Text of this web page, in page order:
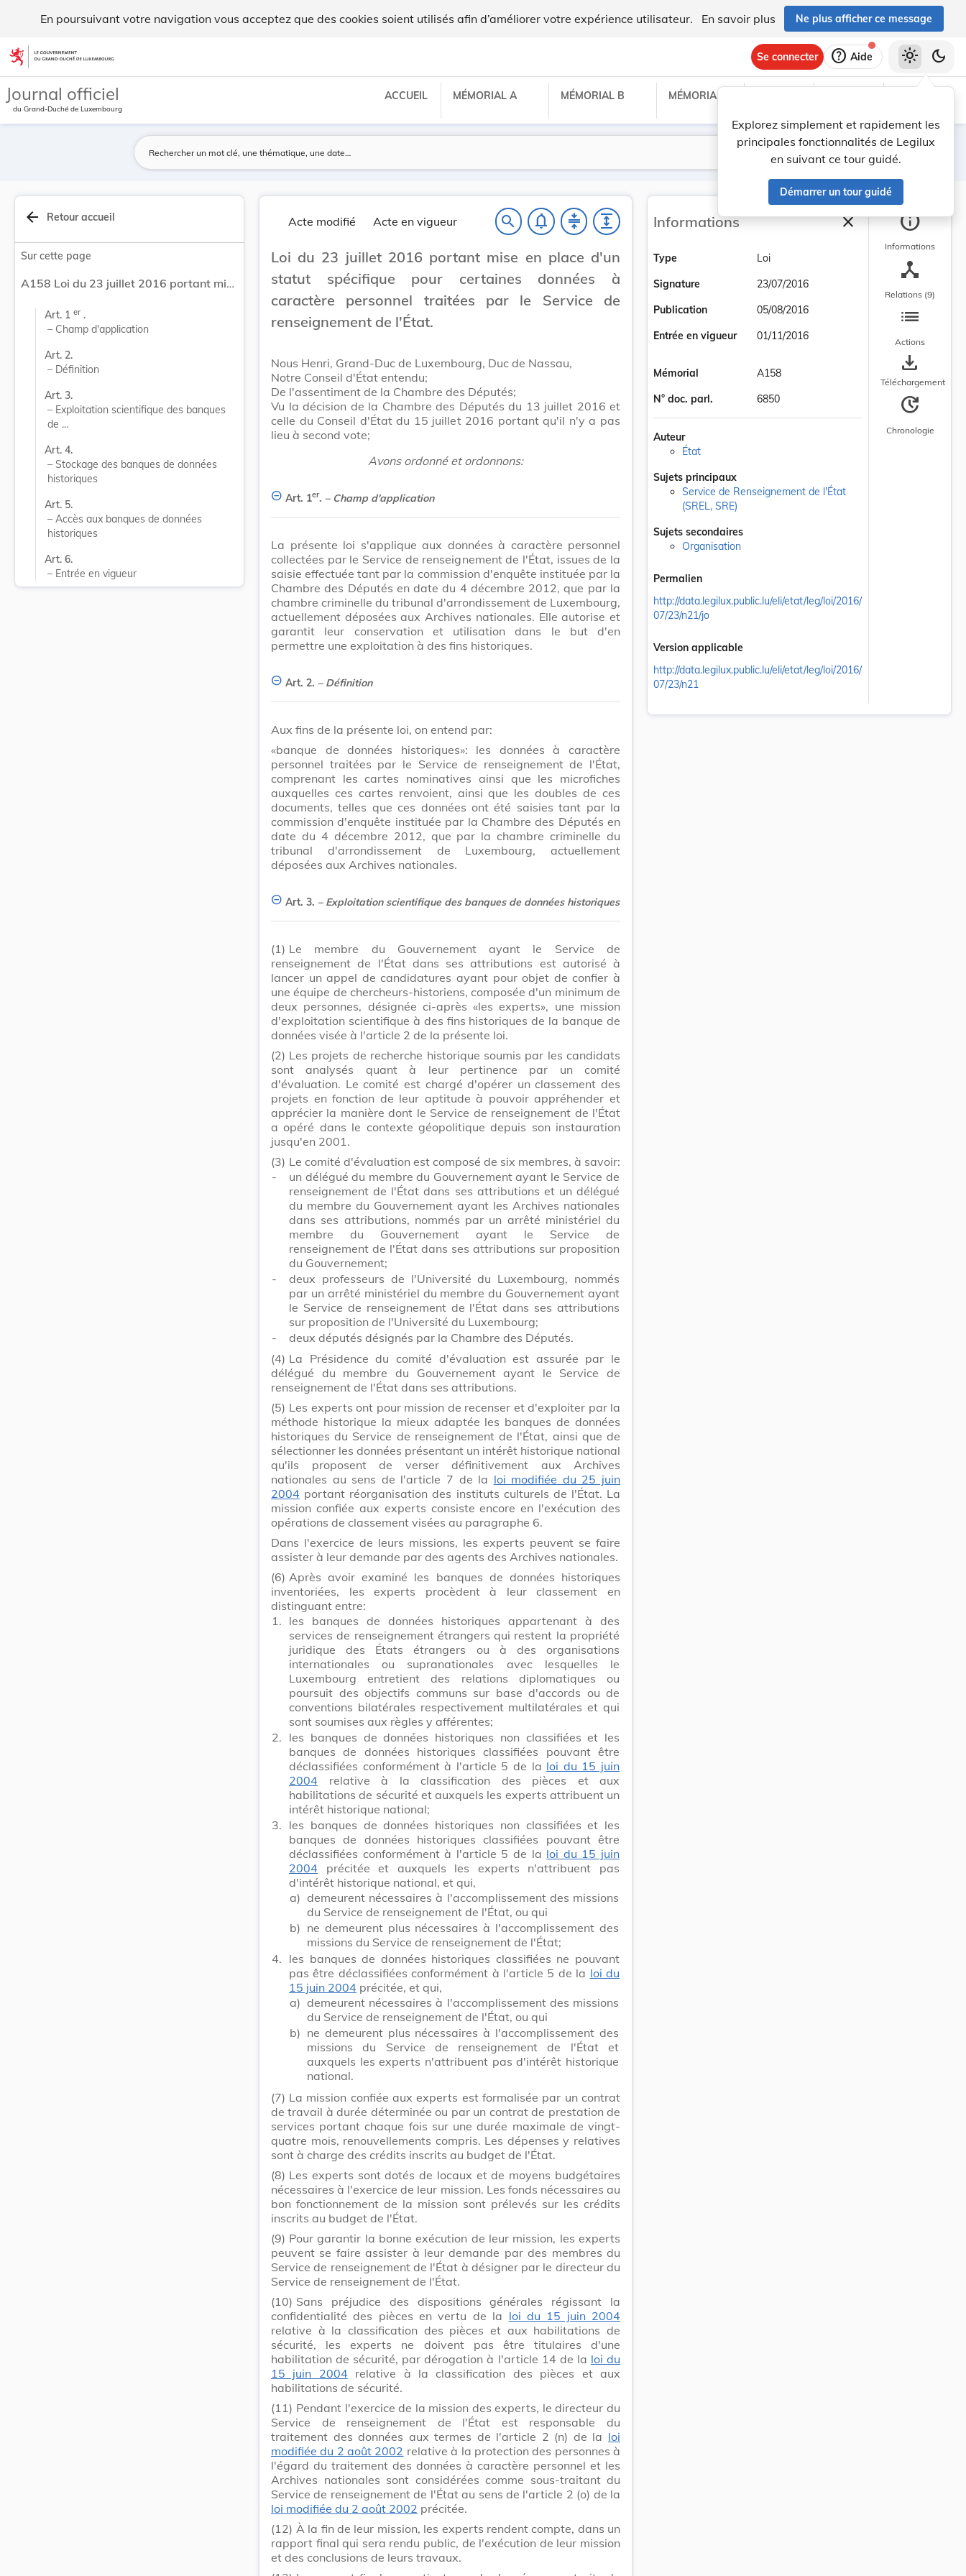
En poursuivant votre navigation vous acceptez que des cookies soient utilisés afin d’améliorer votre expérience utilisateur. En savoir plus Ne plus afficher ce message
Aller au contenu
Se connecter help Aide
Explorez simplement et rapidement les
principales fonctionnalités de Legilux
en suivant ce tour guidé.
Démarrer un tour guidé
light_mode dark_mode
Journal officiel
du Grand-Duché de Luxembourg
ACCUEIL MÉMORIAL A MÉMORIAL B MÉMORIAL C
Lancer la recherche
Filtres
arrow_back Retour accueil
Sur cette page
A158 Loi du 23 juillet 2016 portant mise en place d'un statut spécifique pour certaines données à caractère personnel traitées par le Service de renseignement de l'État.
Art. 1 er .
– Champ d'application
Art. 2.
– Définition
Art. 3.
– Exploitation scientifique des banques
de ...
Art. 4.
– Stockage des banques de données
historiques
Art. 5.
– Accès aux banques de données
historiques
Art. 6.
– Entrée en vigueur
Acte modifié Acte en vigueur search notifications_none compress expand
Loi du 23 juillet 2016 portant mise en place d'un
statut spécifique pour certaines données à
caractère personnel traitées par le Service de
renseignement de l'État.
Nous Henri, Grand-Duc de Luxembourg, Duc de Nassau,
Notre Conseil d'État entendu;
De l'assentiment de la Chambre des Députés;
Vu la décision de la Chambre des Députés du 13 juillet 2016 et
celle du Conseil d'État du 15 juillet 2016 portant qu'il n'y a pas
lieu à second vote;
Avons ordonné et ordonnons:
Art. 1er. – Champ d'application
La présente loi s'applique aux données à caractère personnel
collectées par le Service de renseignement de l'État, issues de la
saisie effectuée tant par la commission d'enquête instituée par la
Chambre des Députés en date du 4 décembre 2012, que par la
chambre criminelle du tribunal d'arrondissement de Luxembourg,
actuellement déposées aux Archives nationales. Elle autorise et
garantit leur conservation et utilisation dans le but d'en
permettre une exploitation à des fins historiques.
Art. 2. – Définition
Aux fins de la présente loi, on entend par:
«banque de données historiques»: les données à caractère
personnel traitées par le Service de renseignement de l'État,
comprenant les cartes nominatives ainsi que les microfiches
auxquelles ces cartes renvoient, ainsi que les doubles de ces
documents, telles que ces données ont été saisies tant par la
commission d'enquête instituée par la Chambre des Députés en
date du 4 décembre 2012, que par la chambre criminelle du
tribunal d'arrondissement de Luxembourg, actuellement
déposées aux Archives nationales.
Art. 3. – Exploitation scientifique des banques de données historiques
(1) Le membre du Gouvernement ayant le Service de
renseignement de l'État dans ses attributions est autorisé à
lancer un appel de candidatures ayant pour objet de confier à
une équipe de chercheurs-historiens, composée d'un minimum de
deux personnes, désignée ci-après «les experts», une mission
d'exploitation scientifique à des fins historiques de la banque de
données visée à l'article 2 de la présente loi.
(2) Les projets de recherche historique soumis par les candidats
sont analysés quant à leur pertinence par un comité
d'évaluation. Le comité est chargé d'opérer un classement des
projets en fonction de leur aptitude à pouvoir appréhender et
apprécier la manière dont le Service de renseignement de l'État
a opéré dans le contexte géopolitique depuis son instauration
jusqu'en 2001.
(3) Le comité d'évaluation est composé de six membres, à savoir:
-
un délégué du membre du Gouvernement ayant le Service de
renseignement de l'État dans ses attributions et un délégué
du membre du Gouvernement ayant les Archives nationales
dans ses attributions, nommés par un arrêté ministériel du
membre du Gouvernement ayant le Service de
renseignement de l'État dans ses attributions sur proposition
du Gouvernement;
-
deux professeurs de l'Université du Luxembourg, nommés
par un arrêté ministériel du membre du Gouvernement ayant
le Service de renseignement de l'État dans ses attributions
sur proposition de l'Université du Luxembourg;
-
deux députés désignés par la Chambre des Députés.
(4) La Présidence du comité d'évaluation est assurée par le
délégué du membre du Gouvernement ayant le Service de
renseignement de l'État dans ses attributions.
(5) Les experts ont pour mission de recenser et d'exploiter par la
méthode historique la mieux adaptée les banques de données
historiques du Service de renseignement de l'État, ainsi que de
sélectionner les données présentant un intérêt historique national
qu'ils proposent de verser définitivement aux Archives
nationales au sens de l'article 7 de la loi modifiée du 25 juin
2004 portant réorganisation des instituts culturels de l'État. La
mission confiée aux experts consiste encore en l'exécution des
opérations de classement visées au paragraphe 6.
Dans l'exercice de leurs missions, les experts peuvent se faire
assister à leur demande par des agents des Archives nationales.
(6) Après avoir examiné les banques de données historiques
inventoriées, les experts procèdent à leur classement en
distinguant entre:
1. les banques de données historiques appartenant à des
services de renseignement étrangers qui restent la propriété
juridique des États étrangers ou à des organisations
internationales ou supranationales avec lesquelles le
Luxembourg entretient des relations diplomatiques ou
poursuit des objectifs communs sur base d'accords ou de
conventions bilatérales respectivement multilatérales et qui
sont soumises aux règles y afférentes;
2. les banques de données historiques non classifiées et les
banques de données historiques classifiées pouvant être
déclassifiées conformément à l'article 5 de la loi du 15 juin
2004 relative à la classification des pièces et aux
habilitations de sécurité et auxquels les experts attribuent un
intérêt historique national;
3. les banques de données historiques non classifiées et les
banques de données historiques classifiées pouvant être
déclassifiées conformément à l'article 5 de la loi du 15 juin
2004 précitée et auxquels les experts n'attribuent pas
d'intérêt historique national, et qui,
a) demeurent nécessaires à l'accomplissement des missions
du Service de renseignement de l'État, ou qui
b) ne demeurent plus nécessaires à l'accomplissement des
missions du Service de renseignement de l'État;
4. les banques de données historiques classifiées ne pouvant
pas être déclassifiées conformément à l'article 5 de la loi du
15 juin 2004 précitée, et qui,
a) demeurent nécessaires à l'accomplissement des missions
du Service de renseignement de l'État, ou qui
b) ne demeurent plus nécessaires à l'accomplissement des
missions du Service de renseignement de l'État et
auxquels les experts n'attribuent pas d'intérêt historique
national.
(7) La mission confiée aux experts est formalisée par un contrat
de travail à durée déterminée ou par un contrat de prestation de
services portant chaque fois sur une durée maximale de vingt-
quatre mois, renouvellements compris. Les dépenses y relatives
sont à charge des crédits inscrits au budget de l'État.
(8) Les experts sont dotés de locaux et de moyens budgétaires
nécessaires à l'exercice de leur mission. Les fonds nécessaires au
bon fonctionnement de la mission sont prélevés sur les crédits
inscrits au budget de l'État.
(9) Pour garantir la bonne exécution de leur mission, les experts
peuvent se faire assister à leur demande par des membres du
Service de renseignement de l'État à désigner par le directeur du
Service de renseignement de l'État.
(10) Sans préjudice des dispositions générales régissant la
confidentialité des pièces en vertu de la loi du 15 juin 2004
relative à la classification des pièces et aux habilitations de
sécurité, les experts ne doivent pas être titulaires d'une
habilitation de sécurité, par dérogation à l'article 14 de la loi du
15 juin 2004 relative à la classification des pièces et aux
habilitations de sécurité.
(11) Pendant l'exercice de la mission des experts, le directeur du
Service de renseignement de l'État est responsable du
traitement des données aux termes de l'article 2 (n) de la loi
modifiée du 2 août 2002 relative à la protection des personnes à
l'égard du traitement des données à caractère personnel et les
Archives nationales sont considérées comme sous-traitant du
Service de renseignement de l'État au sens de l'article 2 (o) de la
loi modifiée du 2 août 2002 précitée.
(12) À la fin de leur mission, les experts rendent compte, dans un
rapport final qui sera rendu public, de l'exécution de leur mission
et des conclusions de leurs travaux.
Informations closeFermer la barre
Type
Loi
Signature
23/07/2016
Publication
05/08/2016
Entrée en vigueur
01/11/2016
Mémorial
A158
N° doc. parl.
6850
Auteur
État
Sujets principaux
Service de Renseignement de l'État
(SREL, SRE)
Sujets secondaires
Organisation
Permalien
http://data.legilux.public.lu/eli/etat/leg/loi/2016/
07/23/n21/jo
Version applicable
http://data.legilux.public.lu/eli/etat/leg/loi/2016/
07/23/n21
info
Informations
device_hub
Relations (9)
list
Actions
save_alt
Téléchargement
update
Chronologie